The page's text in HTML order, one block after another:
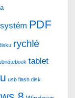
PDF
rychlé
tablet
usb flash disk